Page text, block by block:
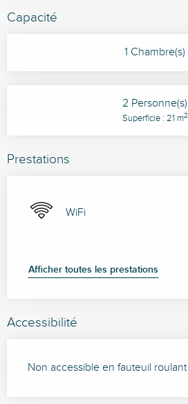
Capacité
1 Chambre(s)
2 Personne(s)
Superficie : 21 m2
Prestations
WiFi
Afficher toutes les prestations
Accessibilité
Non accessible en fauteuil roulant